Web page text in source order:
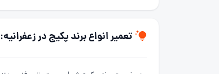
تعمیر انواع برند پکیج در زعفرانیه: